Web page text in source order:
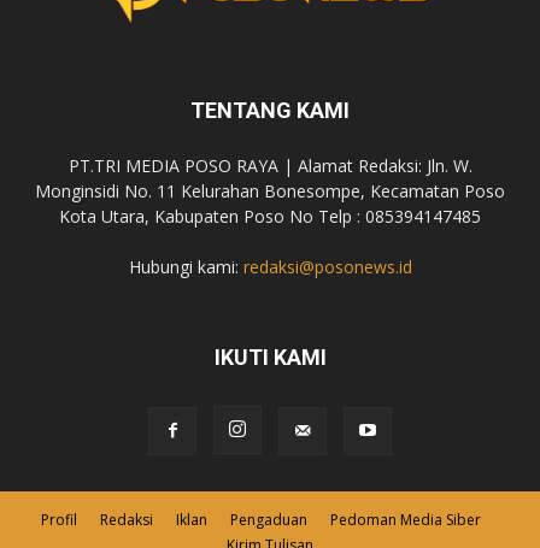
TENTANG KAMI
PT.TRI MEDIA POSO RAYA | Alamat Redaksi: Jln. W.
Monginsidi No. 11 Kelurahan Bonesompe, Kecamatan Poso
Kota Utara, Kabupaten Poso No Telp : 085394147485
Hubungi kami: redaksi@posonews.id
IKUTI KAMI
Profil Redaksi Iklan Pengaduan
Pedoman Media Siber